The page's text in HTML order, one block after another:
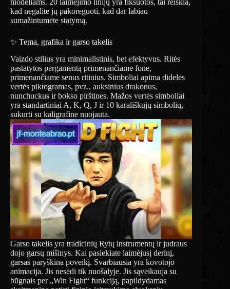
modeliams. 20 laimėjimo linijų yra fiksuotos, tai reiškia,
kad negalite jų pakoreguoti, kad dar labiau
sumažintumėte statymą.
✨ Tema, grafika ir garso takelis
Vaizdo stilius yra minimalistinis, bet efektyvus. Ritės
pastatytos pergamentą primenančiame fone,
primenančiame senus ritinius. Simboliai apima didelės
vertės piktogramas, pvz., auksinius drakonus,
nunchuckus ir bokso pirštines. Mažos vertės simboliai
yra standartiniai A, K, Q, J ir 10 karališkųjų simbolių,
sukurti su kaligrafine nuojauta.
Garso takelis yra tradicinių Rytų instrumentų ir judraus
dojo garsų mišinys. Kai pasiekiate laimėjusį derinį,
garsas paryškina poveikį. Svarbiausia yra kovotojo
animacija. Jis nesėdi tik nuošalyje. Jis sąveikauja su
būgnais per „Win Fight“ funkciją, papildydamas